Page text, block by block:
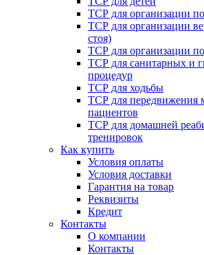
ТСР для организации
ТСР для организации
стоя)
ТСР для организации
ТСР для санитарных и
процедур
ТСР для ходьбы
ТСР для передвижения
пациентов
ТСР для домашней
тренировок
Как купить
Условия оплаты
Условия доставки
Гарантия на товар
Реквизиты
Кредит
Контакты
О компании
Контакты